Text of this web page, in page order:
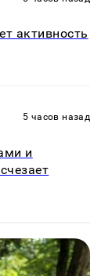
активность
5 часов назад
и